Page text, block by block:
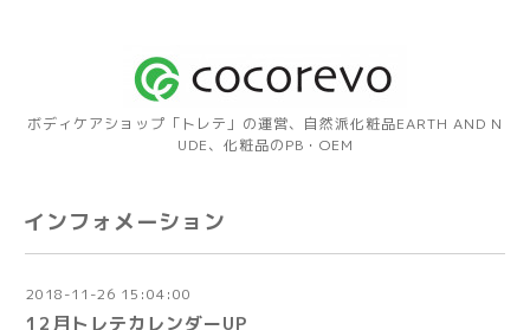
ボディケアショップ「トレテ」の運営、自然派化粧品EARTH AND N
UDE、化粧品のPB・OEM
インフォメーション
2018-11-26 15:04:00
12月トレテカレンダーUP